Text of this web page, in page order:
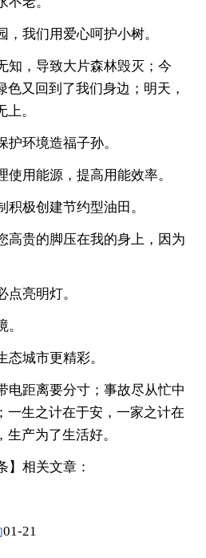
我们用爱心呵护小树。
知，导致大片森林毁灭；今
又回到了我们身边；明天，
。
护环境造福子孙。
用能源，提高用能效率。
极创建节约型油田。
贵的脚压在我的身上，因为
点亮明灯。
态城市更精彩。
电距离要分寸；事故尽从忙中
生之计在于安，一家之计在
产为了生活好。
】相关文章：
01-21